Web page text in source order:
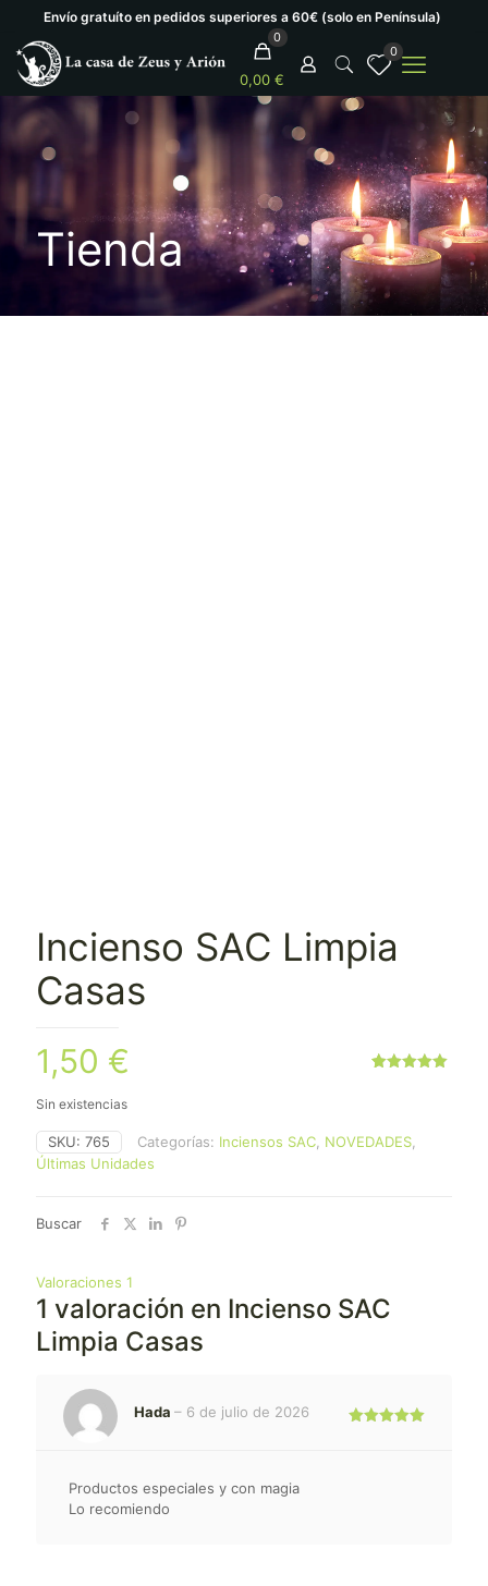
Envío gratuíto en pedidos superiores a 60€ (solo en Península)
0
0,00 €
0
Tienda
Incienso SAC Limpia
Casas
valoración
1,50 €
Sin existencias
SKU: 765 Categorías: Inciensos SAC, NOVEDADES,
Últimas Unidades
Buscar
Valoraciones 1
1 valoración en Incienso SAC
Limpia Casas
Hada – 6 de julio de 2026
Productos especiales y con magia
Lo recomiendo